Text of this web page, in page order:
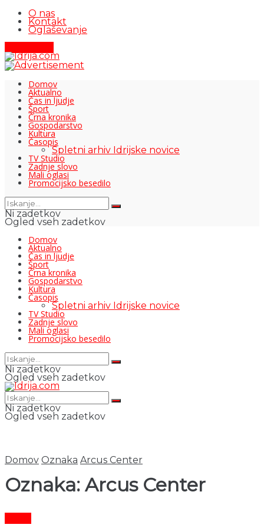
O nas
Kontakt
Oglaševanje
Domov
Aktualno
Čas in ljudje
Šport
Črna kronika
Gospodarstvo
Kultura
Časopis
Spletni arhiv Idrijske novice
TV Studio
Zadnje slovo
Mali oglasi
Promocijsko besedilo
Ni zadetkov
Ogled vseh zadetkov
Domov
Aktualno
Čas in ljudje
Šport
Črna kronika
Gospodarstvo
Kultura
Časopis
Spletni arhiv Idrijske novice
TV Studio
Zadnje slovo
Mali oglasi
Promocijsko besedilo
Ni zadetkov
Ogled vseh zadetkov
Ni zadetkov
Ogled vseh zadetkov
Domov Oznaka Arcus Center
Oznaka: Arcus Center